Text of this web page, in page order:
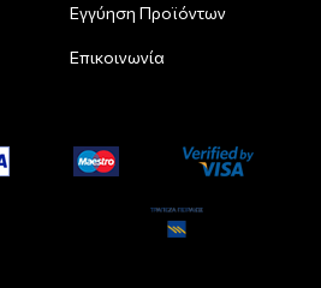
Εγγύηση Προϊόντων
Επικοινωνία